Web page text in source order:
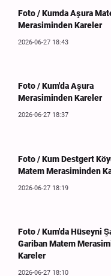
Foto / Kumda Aşura
Merasiminden Kareler
2026-06-27 18:43
Foto / Kum'da Aşura
Merasiminden Kareler
2026-06-27 18:37
Foto / Kum Destgert
Matem Merasiminden
2026-06-27 18:19
Foto / Kum'da Hüseyni
Gariban Matem
Kareler
2026-06-27 18:10